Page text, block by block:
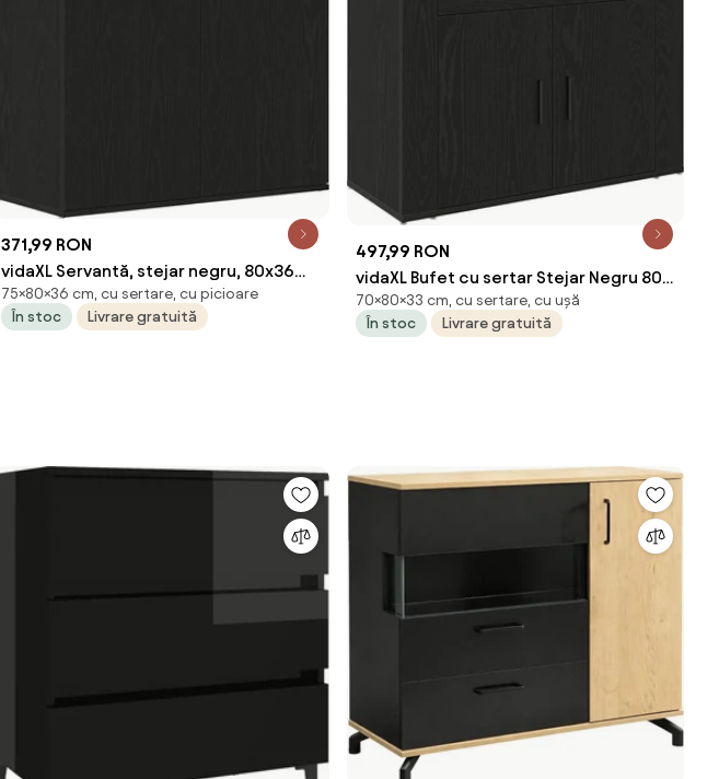
371,99 RON
vidaXL Servantă, stejar negru, 80x36
x75 cm, lemn prelucrat
75×80×36 cm, cu sertare, cu picioare
În stoc
Livrare gratuită
497,99 RON
vidaXL Bufet cu sertar Stejar Negru 80 x
33 x 70 cm Lemn compozit
70×80×33 cm, cu sertare, cu ușă
În stoc
Livrare gratuită